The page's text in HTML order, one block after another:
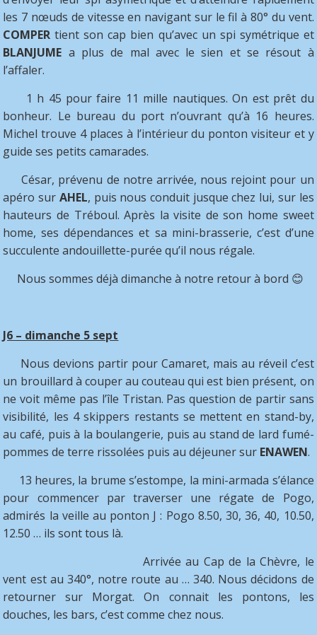
les 7 nœuds de vitesse en navigant sur le fil à 80° du vent.
COMPER tient son cap bien qu’avec un spi symétrique et
BLANJUME a plus de mal avec le sien et se résout à
l’affaler.
1 h 45 pour faire 11 mille nautiques. On est prêt du
bonheur. Le bureau du port n’ouvrant qu’à 16 heures.
Michel trouve 4 places à l’intérieur du ponton visiteur et y
guide ses petits camarades.
César, prévenu de notre arrivée, nous rejoint pour un
apéro sur AHEL, puis nous conduit jusque chez lui, sur les
hauteurs de Tréboul. Après la visite de son home sweet
home, ses dépendances et sa mini-brasserie, c’est d’une
succulente andouillette-purée qu’il nous régale.
Nous sommes déjà dimanche à notre retour à bord 😊
J6 – dimanche 5 sept
Nous devions partir pour Camaret, mais au réveil c’est
un brouillard à couper au couteau qui est bien présent, on
ne voit même pas l’île Tristan. Pas question de partir sans
visibilité, les 4 skippers restants se mettent en stand-by,
au café, puis à la boulangerie, puis au stand de lard fumé-
pommes de terre rissolées puis au déjeuner sur ENAWEN.
13 heures, la brume s’estompe, la mini-armada s’élance
pour commencer par traverser une régate de Pogo,
admirés la veille au ponton J : Pogo 8.50, 30, 36, 40, 10.50,
12.50 … ils sont tous là.
Arrivée au Cap de la Chèvre, le
vent est au 340°, notre route au … 340. Nous décidons de
retourner sur Morgat. On connait les pontons, les
douches, les bars, c’est comme chez nous.